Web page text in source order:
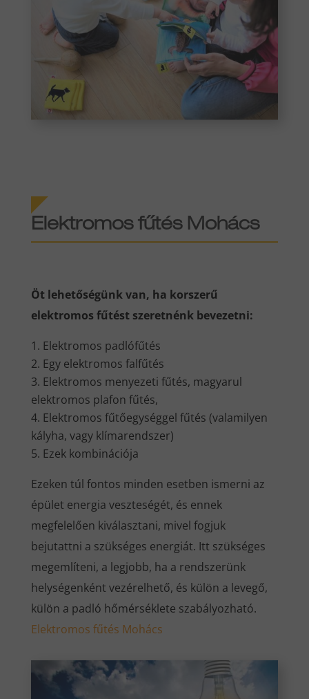
Elektromos fűtés Mohács
Öt lehetőségünk van, ha korszerű
elektromos fűtést szeretnénk bevezetni:
Elektromos padlófűtés
Egy elektromos falfűtés
Elektromos menyezeti fűtés, magyarul
elektromos plafon fűtés,
Elektromos fűtőegységgel fűtés (valamilyen
kályha, vagy klímarendszer)
Ezek kombinációja
Ezeken túl fontos minden esetben ismerni az
épület energia veszteségét, és ennek
megfelelően kiválasztani, mivel fogjuk
bejutattni a szükséges energiát. Itt szükséges
megemlíteni, a legjobb, ha a rendszerünk
helységenként vezérelhető, és külön a levegő,
külön a padló hőmérséklete szabályozható.
Elektromos fűtés Mohács